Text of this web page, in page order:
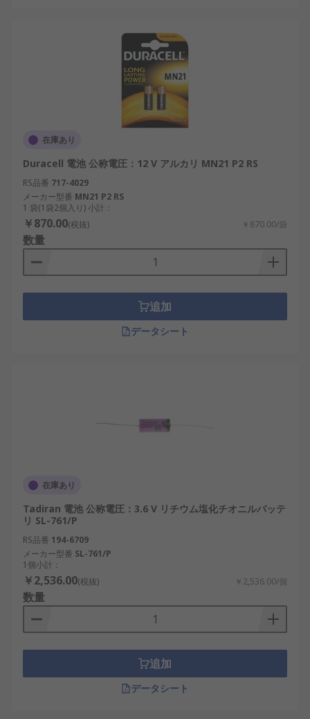
在庫あり
Duracell 電池 公称電圧：12 V アルカリ MN21 P2 RS
RS品番 717-4029
メーカー型番 MN21 P2 RS
1 袋(1袋2個入り) 小計：
￥870.00(税抜) ￥870.00/袋
数量
追加
データシート
在庫あり
Tadiran 電池 公称電圧：3.6 V リチウム塩化チオニルバッテ
リ SL-761/P
RS品番 194-6709
メーカー型番 SL-761/P
1個小計：
￥2,536.00(税抜) ￥2,536.00/個
数量
追加
データシート